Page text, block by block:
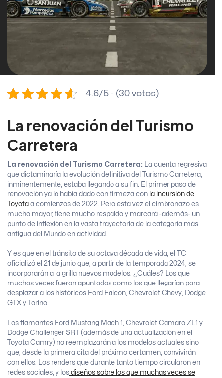
4.6/5 - (30 votos)
La renovación del Turismo
Carretera
La renovación del Turismo Carretera:
La cuenta regresiva
que dictaminaría la evolución definitiva del Turismo Carretera,
inminentemente, estaba llegando a su fin. El primer paso de
renovación ya lo había dado con firmeza con la incursión de
Toyota a comienzos de 2022. Pero esta vez el cimbronazo es
mucho mayor, tiene mucho respaldo y marcará -además- un
punto de inflexión en la vasta trayectoria de la categoría más
antigua del Mundo en actividad.
Y es que en el tránsito de su octava década de vida, el TC
oficializó el 21 de junio que, a partir de la temporada 2024, se
incorporarán a la grilla nuevos modelos. ¿Cuáles? Los que
muchas veces fueron apuntados como los que llegarían para
desplazar a los históricos Ford Falcon, Chevrolet Chevy, Dodge
GTX y Torino.
Los flamantes Ford Mustang Mach 1, Chevrolet Camaro ZL1 y
Dodge Challenger SRT (además de una actualización en el
Toyota Camry) no reemplazarán a los modelos actuales sino
que, desde la primera cita del próximo certamen, convivirán
con ellos. Los renders que durante tanto tiempo circularon en
redes sociales, y los diseños sobre los que muchas veces se